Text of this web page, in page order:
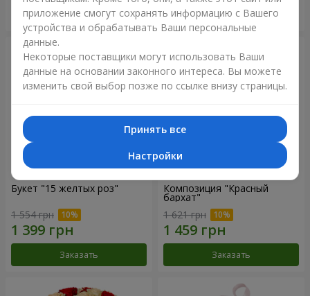
Заказать Заказать
Букет "15 желтых роз"
1 554 грн
Заказать
Композиция "Красный
бархат"
1 621 грн
Заказать
приложение смогут сохранять информацию с Вашего
устройства и обрабатывать Ваши персональные
данные.
Некоторые поставщики могут использовать Ваши
данные на основании законного интереса. Вы можете
изменить свой выбор позже по ссылке внизу страницы.
Принять все
Настройки